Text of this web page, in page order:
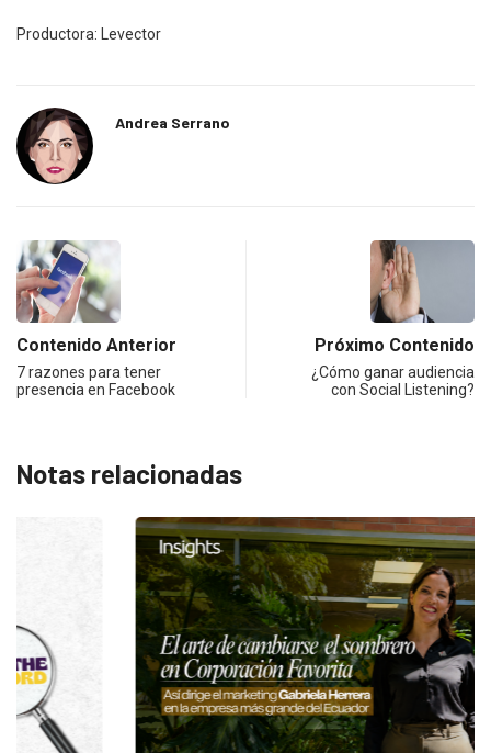
Productora: Levector
Andrea Serrano
Contenido Anterior
7 razones para tener
presencia en Facebook
Próximo Contenido
¿Cómo ganar audiencia
con Social Listening?
Notas relacionadas